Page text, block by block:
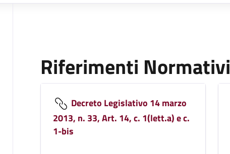
Riferimenti Normativi
Decreto Legislativo 14 marzo
2013, n. 33, Art. 14, c. 1(lett.a) e c.
1-bis